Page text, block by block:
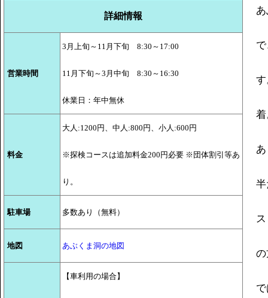
詳細情報
営業時間
3月上旬～11月下旬 8:30～17:00
11月下旬～3月中旬 8:30～16:30
休業日：年中無休
料金
大人:1200円、中人:800円、小人:600円
※探検コースは追加料金200円必要 ※団体割引等あ
り。
駐車場 多数あり（無料）
地図 あぶくま洞の地図
【車利用の場合】